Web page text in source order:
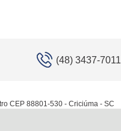
(48) 3437-7011
CEP 88801-530 - Criciúma - SC